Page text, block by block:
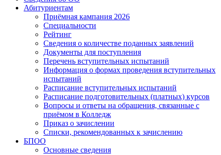
Абитуриентам
Приёмная кампания 2026
Специальности
Рейтинг
Сведения о количестве поданных заявлений
Документы для поступления
Перечень вступительных испытаний
Информация о формах проведения вступительных
испытаний
Расписание вступительных испытаний
Расписание подготовительных (платных) курсов
Вопросы и ответы на обращения, связанные с
приёмом в Колледж
Приказ о зачислении
Списки, рекомендованных к зачислению
БПОО
Основные сведения